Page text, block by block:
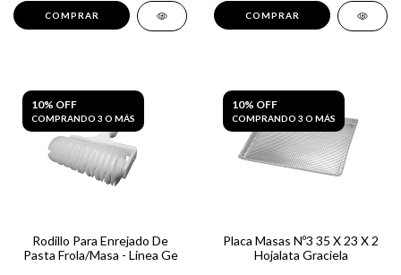
10% OFF
COMPRANDO 3 O MÁS
Rodillo Para Enrejado De
Pasta Frola/Masa - Linea Ge
10% OFF
COMPRANDO 3 O MÁS
Placa Masas Nº3 35 X 23 X 2
Hojalata Graciela